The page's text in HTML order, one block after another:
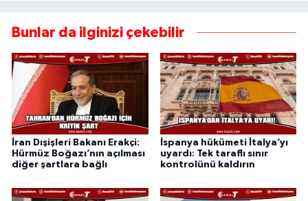
Bunlar da ilginizi çekebilir
İran Dışişleri Bakanı Erakçi:
Hürmüz Boğazı’nın açılması
diğer şartlara bağlı
İspanya hükümeti İtalya’yı
uyardı: Tek taraflı sınır
kontrolünü kaldırın